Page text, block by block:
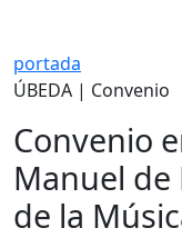
portada
ÚBEDA | Convenio
Convenio
Manuel de
de la